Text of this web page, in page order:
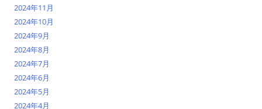
2024年11月
2024年10月
2024年9月
2024年8月
2024年7月
2024年6月
2024年5月
2024年4月